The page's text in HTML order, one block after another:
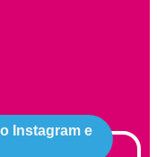
Instagram e